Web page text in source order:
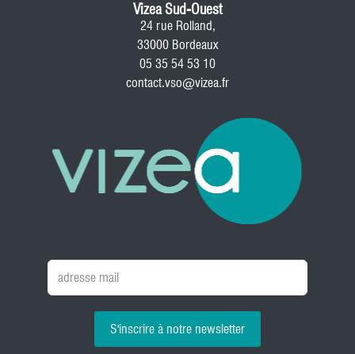
Vizea Sud-Ouest
24 rue Rolland,
33000 Bordeaux
05 35 54 53 10
contact.vso@vizea.fr
S'inscrire à notre newsletter